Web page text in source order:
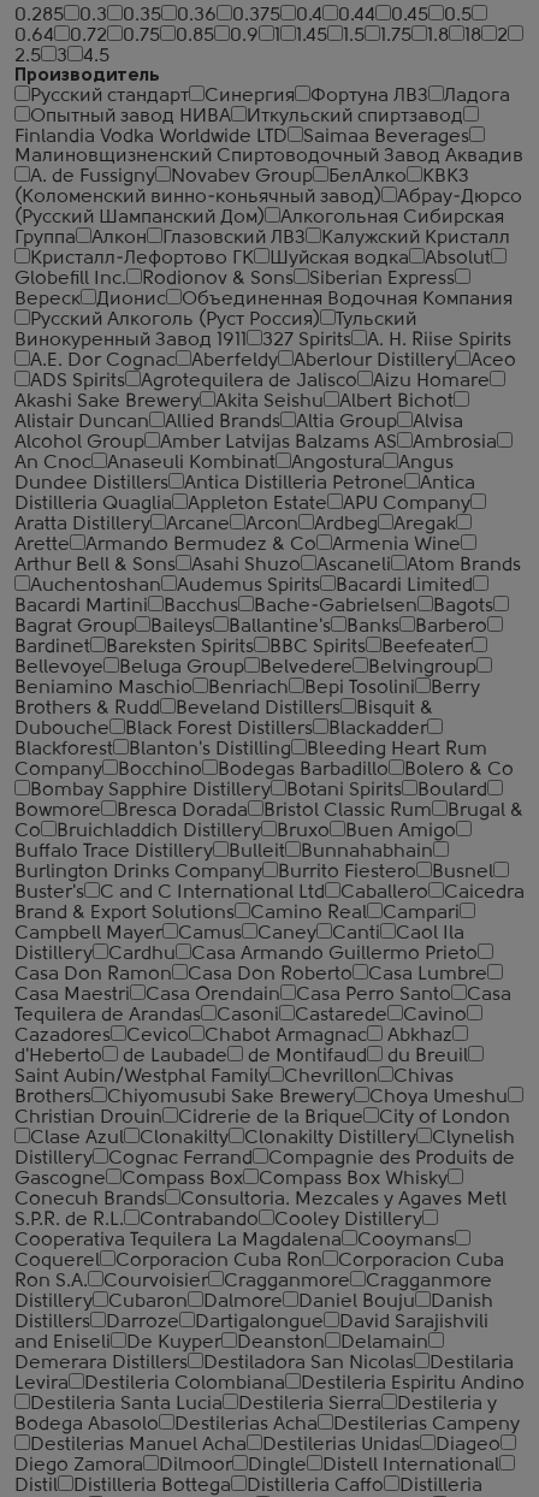
0.285
0.3 0.35 0.36 0.375 0.4 0.44 0.45
0.5
0.64
0.72 0.75 0.85 0.9 1.45 1.5 1.75 1.8 18
2
2.5
3
4.5
Производитель
Русский стандарт
Синергия Фортуна ЛВЗ
Ладога
Опытный завод НИВА
Иткульский спиртзавод
Finlandia Vodka Worldwide LTD
Saimaa Beverages
Малиновщизненский Спиртоводочный Завод Аквадив
A. de Fussigny
Novabev Group БелАлко
КВКЗ
(Коломенский винно-коньячный завод)
Абрау-Дюрсо
(Русский Шампанский Дом)
Алкогольная Сибирская
Группа
Алкон Глазовский ЛВЗ
Калужский Кристалл
Кристалл-Лефортово ГК
Шуйская водка
Absolut
Globefill Inc.
Rodionov & Sons
Siberian Express
Вереск
Дионис
Объединенная Водочная Компания
Русский Алкоголь (Руст Россия)
Тульский
Винокуренный Завод 1911
327 Spirits
A. H. Riise Spirits
A.E. Dor Cognac
Aberfeldy Aberlour Distillery
Aceo
ADS Spirits
Agrotequilera de Jalisco
Aizu Homare
Akashi Sake Brewery
Akita Seishu
Albert Bichot
Alistair Duncan
Allied Brands Altia Group
Alvisa
Alcohol Group
Amber Latvijas Balzams AS
Ambrosia
An Cnoc
Anaseuli Kombinat Angostura
Angus
Dundee Distillers
Antica Distilleria Petrone
Antica
Distilleria Quaglia
Appleton Estate
APU Company
Aratta Distillery
Arcane Arcon Ardbeg
Aregak
Arette
Armando Bermudez & Co
Armenia Wine
Arthur Bell & Sons
Asahi Shuzo Ascaneli
Atom Brands
Auchentoshan
Audemus Spirits
Bacardi Limited
Bacardi Martini
Bacchus Bache-Gabrielsen
Bagots
Bagrat Group
Baileys Ballantine's Banks
Barbero
Bardinet
Bareksten Spirits BBC Spirits
Beefeater
Bellevoye
Beluga Group Belvedere
Belvingroup
Beniamino Maschio
Benriach Bepi Tosolini
Berry
Brothers & Rudd
Beveland Distillers
Bisquit &
Dubouche
Black Forest Distillers
Blackadder
Blackforest
Blanton's Distilling
Bleeding Heart Rum
Company
Bocchino Bodegas Barbadillo
Bolero & Co
Bombay Sapphire Distillery
Botani Spirits
Boulard
Bowmore
Bresca Dorada Bristol Classic Rum
Brugal &
Co
Bruichladdich Distillery Bruxo
Buen Amigo
Buffalo Trace Distillery
Bulleit
Bunnahabhain
Burlington Drinks Company
Burrito Fiestero
Busnel
Buster's
C and C International Ltd Caballero
Caicedra
Brand & Export Solutions
Camino Real
Campari
Campbell Mayer
Camus Caney Canti
Caol Ila
Distillery
Cardhu
Casa Armando Guillermo Prieto
Casa Don Ramon
Casa Don Roberto
Casa Lumbre
Casa Maestri
Casa Orendain Casa Perro Santo
Casa
Tequilera de Arandas
Casoni Castarede
Cavino
Cazadores
Cevico Chabot Armagnac
Abkhaz
d'Heberto
de Laubade de Montifaud
du Breuil
Saint Aubin/Westphal Family
Chevrillon
Chivas
Brothers
Chiyomusubi Sake Brewery
Choya Umeshu
Christian Drouin
Cidrerie de la Brique
City of London
Clase Azul
Clonakilty Clonakilty Distillery
Clynelish
Distillery
Cognac Ferrand
Compagnie des Produits de
Gascogne
Compass Box
Compass Box Whisky
Conecuh Brands
Consultoria. Mezcales y Agaves Metl
S.P.R. de R.L.
Contrabando
Cooley Distillery
Cooperativa Tequilera La Magdalena
Cooymans
Coquerel
Corporacion Cuba Ron
Corporacion Cuba
Ron S.A.
Courvoisier Cragganmore
Cragganmore
Distillery
Cubaron Dalmore Daniel Bouju
Danish
Distillers
Darroze Dartigalongue
David Sarajishvili
and Eniseli
De Kuyper Deanston
Delamain
Demerara Distillers
Destiladora San Nicolas
Destilaria
Levira
Destileria Colombiana
Destileria Espiritu Andino
Destileria Santa Lucia
Destileria Sierra
Destileria y
Bodega Abasolo
Destilerias Acha
Destilerias Campeny
Destilerias Manuel Acha
Destilerias Unidas
Diageo
Diego Zamora
Dilmoor Dingle
Distell International
Distil
Distilleria Bottega Distilleria Caffo
Distilleria